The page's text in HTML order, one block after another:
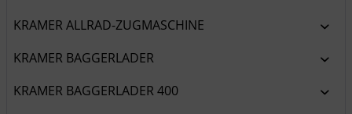
KRAMER ALLRAD-ZUGMASCHINE
KRAMER BAGGERLADER
KRAMER BAGGERLADER 400